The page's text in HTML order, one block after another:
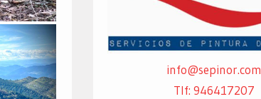
info@sepinor.com
Tlf: 946417207